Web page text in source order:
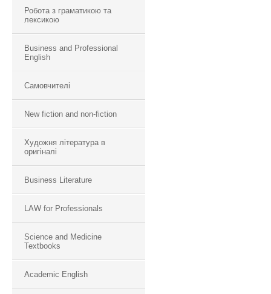
Робота з граматикою та
лексикою
Business and Professional
English
Самовчителі
New fiction and non-fiction
Художня література в
оригіналі
Business Literature
LAW for Professionals
Science and Medicine
Textbooks
Academic English